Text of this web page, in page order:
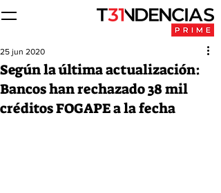
Según la última actualización:
Bancos han rechazado 38 mil
créditos FOGAPE a la fecha
25 jun 2020